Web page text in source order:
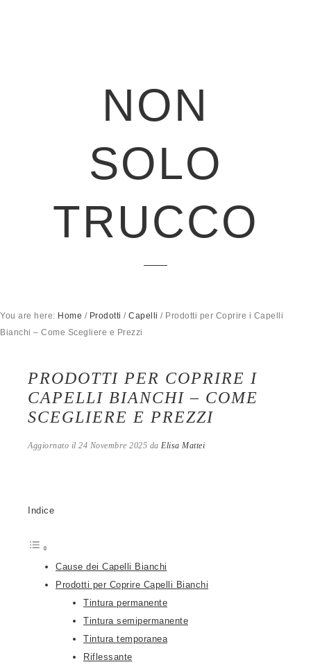
NON
SOLO
TRUCCO
You are here: Home / Prodotti / Capelli /Prodotti per Coprire i Capelli
Bianchi – Come Scegliere e Prezzi
PRODOTTI PER COPRIRE I
CAPELLI BIANCHI – COME
SCEGLIERE E PREZZI
Aggiornato il 24 Novembre 2025 da Elisa Mattei
Indice
Cause dei Capelli Bianchi
Prodotti per Coprire Capelli Bianchi
Tintura permanente
Tintura semipermanente
Tintura temporanea
Riflessante